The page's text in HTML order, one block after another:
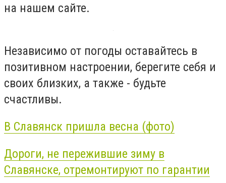
на нашем сайте.
Независимо от погоды оставайтесь в
позитивном настроении, берегите себя и
своих близких, а также - будьте
счастливы.
В Славянск пришла весна (фото)
Дороги, не пережившие зиму в
Славянске, отремонтируют по гарантии